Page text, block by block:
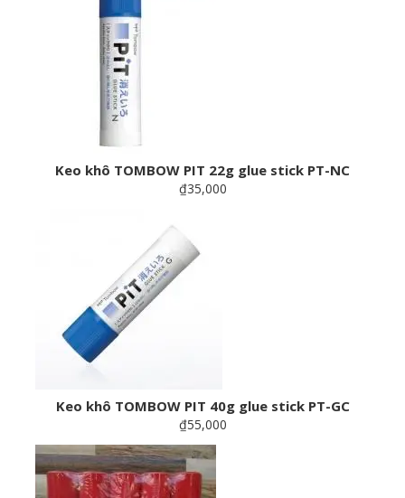
Keo khô TOMBOW PIT 22g glue stick PT-NC
₫35,000
Keo khô TOMBOW PIT 40g glue stick PT-GC
₫55,000